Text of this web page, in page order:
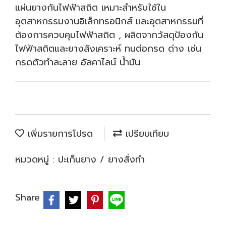
แผ่นยางกันไฟฟ้าสถิต เหมาะสำหรับใช้ใน
อุตสาหกรรมงานอิเล็กทรอนิกส์ และอุตสาหกรรมที่
ต้องการควบคุมไฟฟ้าสถิต , ผลิตจากวัสดุป้องกัน
ไฟฟ้าสถิตและยางสังเคราะห์ ทนต่อกรด ด่าง เช่น
กรดตัวทำละลาย อัลคาไลน์ น้ำมัน
เพิ่มรายการโปรด
เปรียบเทียบ
หมวดหมู่ : ปะเก็นยาง / ยางสั่งทำ
Share